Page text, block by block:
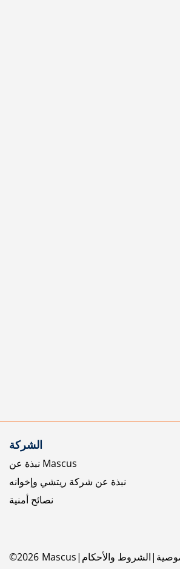
الشركة
نبذة عن Mascus
نبذة عن شركة ريتشي وإخوانه
نصائح أمنية
©2026 Mascus الشروط والأحكام